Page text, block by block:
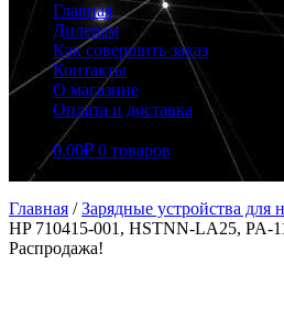
Главная
Дилерам
Как совершить заказ
Контакты
О магазине
Оплата и доставка
0.00₽ 0 товаров
Главная /Зарядные устройства для
HP 710415-001, HSTNN-LA25, PA-
Распродажа!